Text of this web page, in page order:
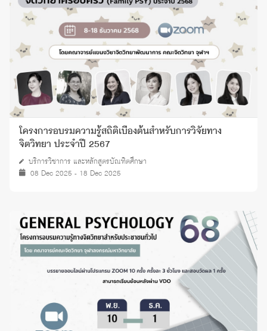
โครงการอบรมความรู้สถิติเบื้องต้นสำหรับการวิจัยทาง
จิตวิทยา ประจำปี 2567
บริการวิชาการ และหลักสูตรบัณฑิตศึกษา
08 Dec 2025 - 18 Dec 2025